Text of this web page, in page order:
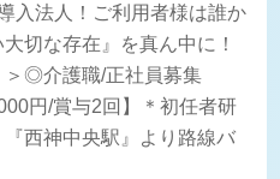
入法人！ご利用者様は誰か
切な存在』を真ん中に！
＞◎介護職/正社員募集
円/賞与2回】＊初任者研
西神中央駅』より路線バ